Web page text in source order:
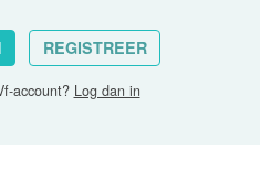
REGISTREER
account? Log dan in